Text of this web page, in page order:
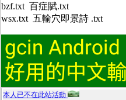
bzf.txt 百症賦.txt
wsx.txt 五輸穴即景詩 .txt
本人已不在此站活動